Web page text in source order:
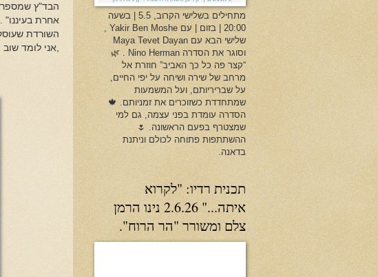
הבד"ץ שמספר
אחרת בעיננו"
השורדת
,אני לומד
מתחילים בשלישי הקרוב, 5.5 | בשעה
20:00 | בזום | עם Yakir Ben Moshe ,
שלישי הבא עם Maya Tevet Dayan
וסוגר את הסדרה Nino Herman . 🌿
“קצר פה כל כך האביב” חוזרת אל
מרחב של שירה ושיחה על יפי החיים,
על שבריריותם, ועל המשמעות
שמתחדדת כשזוכרים את זמניותם. 🍁
הסדרה עומדת בפני עצמה, גם למי
שמצטרף בפעם הראשונה. 🌷
ההשתתפות פתוחה לכולם וניתנת
בדאנה.
תכנית רדיו: "לקרוא
איתה..." 2.6.26 נינו הרמן
צלם ומשורר "הר הרוח".